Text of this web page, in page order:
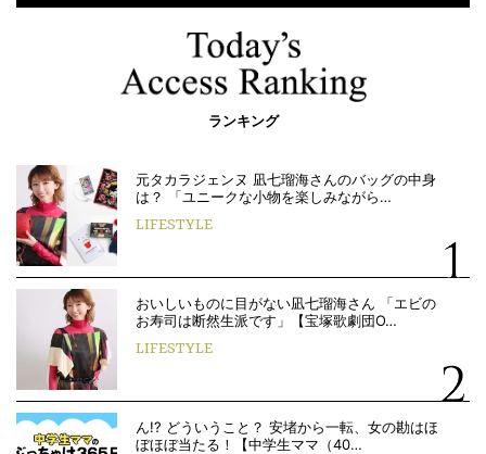
ランキング
元タカラジェンヌ 凪七瑠海さんのバッグの中身
は？ 「ユニークな小物を楽しみながら…
LIFESTYLE
おいしいものに目がない凪七瑠海さん 「エビの
お寿司は断然生派です」【宝塚歌劇団O…
LIFESTYLE
ん!? どういうこと？ 安堵から一転、女の勘はほ
ぼほぼ当たる！【中学生ママ（40…